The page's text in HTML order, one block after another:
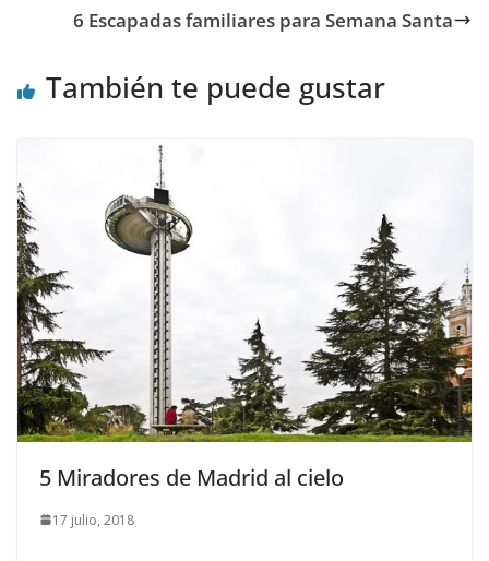
6 Escapadas familiares para Semana Santa
También te puede gustar
5 Miradores de Madrid al cielo
17 julio, 2018